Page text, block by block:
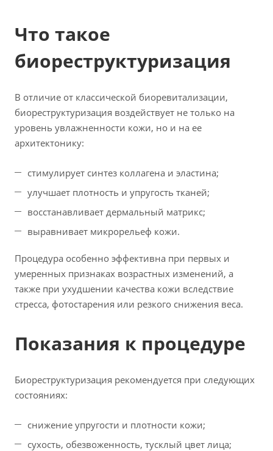
Что такое
биореструктуризация
В отличие от классической биоревитализации,
биореструктуризация воздействует не только на
уровень увлажненности кожи, но и на ее
архитектонику:
стимулирует синтез коллагена и эластина;
улучшает плотность и упругость тканей;
восстанавливает дермальный матрикс;
выравнивает микрорельеф кожи.
Процедура особенно эффективна при первых и
умеренных признаках возрастных изменений, а
также при ухудшении качества кожи вследствие
стресса, фотостарения или резкого снижения веса.
Показания к процедуре
Биореструктуризация рекомендуется при следующих
состояниях:
снижение упругости и плотности кожи;
сухость, обезвоженность, тусклый цвет лица;